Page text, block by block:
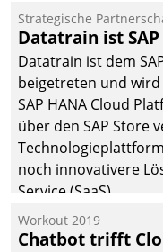
Einsparungen durch
Prozesse. Doch man
mit der Einführung
getan. Die
die Bereitschaft, sich
und zu verändern.
Strategische
Datatrain ist
Datatrain ist dem
beigetreten und
SAP HANA Cloud
über den SAP Store
noch innovativere
Service (SaaS).
Workout 2019
Chatbot trifft